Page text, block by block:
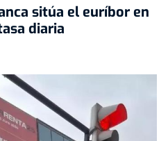
sitúa el euríbor en
diaria